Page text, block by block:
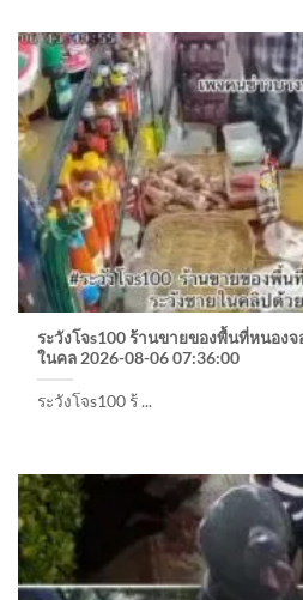
ระวังโจs100 ร้านขายของพื้นที่หนองจ
ในคล 2026-08-06 07:36:00
ระวังโจs100 ร้ ...